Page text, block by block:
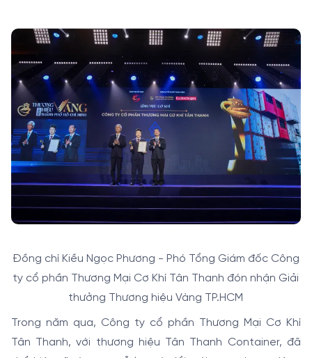
Đồng chí Kiều Ngọc Phương - Phó Tổng Giám đốc Công
ty cổ phần Thương Mại Cơ Khí Tân Thanh đón nhận Giải
thưởng Thương hiệu Vàng TP.HCM
Trong năm qua, Công ty cổ phần Thương Mại Cơ Khí
Tân Thanh, với thương hiệu Tân Thanh Container, đã